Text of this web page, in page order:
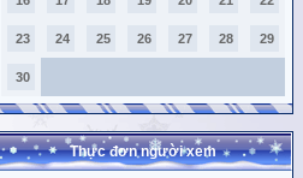
23 24 25 26 27 28 29
30
Thực đơn người xem